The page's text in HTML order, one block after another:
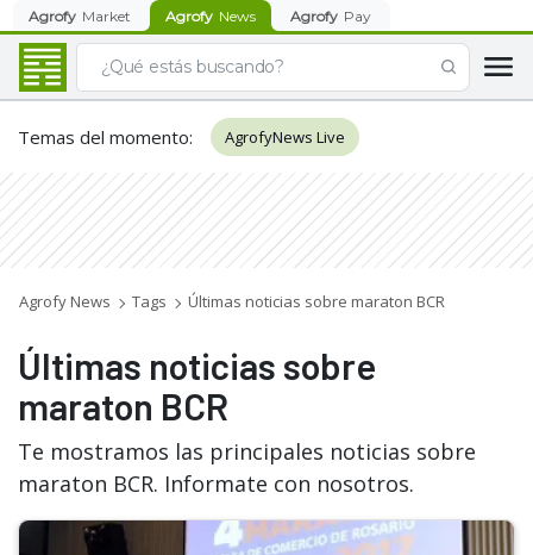
Agrofy Market Agrofy News Agrofy Pay
Temas del momento: AgrofyNews Live
Agrofy News Tags Últimas noticias sobre maraton BCR
Últimas noticias sobre
maraton BCR
Te mostramos las principales noticias sobre
maraton BCR. Informate con nosotros.